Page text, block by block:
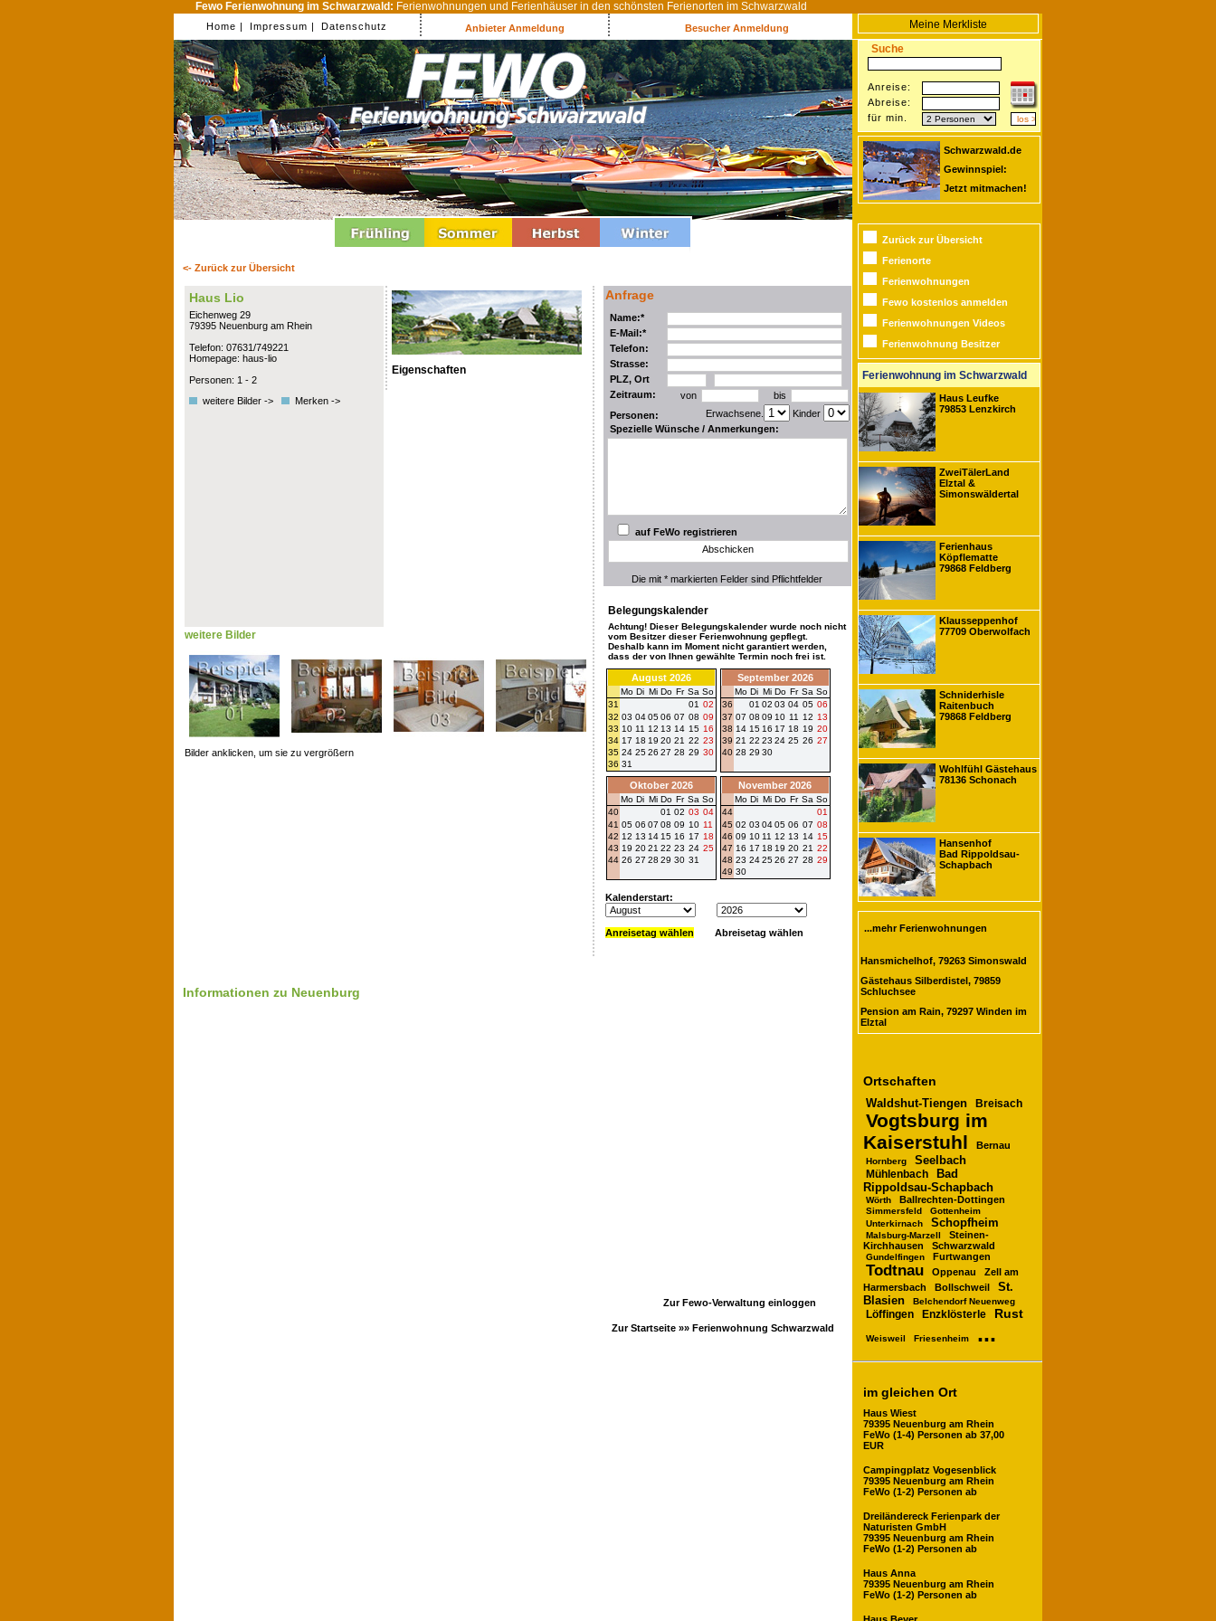
Fewo Ferienwohnung im Schwarzwald: Ferienwohnungen und Ferienhäuser in den schönsten Ferienorten im Schwarzwald
Home | Impressum | Datenschutz Anbieter Anmeldung Besucher Anmeldung
Meine Merkliste
Suche
Anreise:
Abreise:
für min.
Schwarzwald.de
Gewinnspiel:
Jetzt mitmachen!
<- Zurück zur Übersicht
Haus Lio
Eichenweg 29
79395 Neuenburg am Rhein
Telefon: 07631/749221
Homepage: haus-lio
Personen: 1 - 2
weitere Bilder ->
Merken ->
Eigenschaften
Anfrage
Name:*
E-Mail:*
Telefon:
Strasse:
PLZ, Ort
Zeitraum:
von
bis
Personen:
Erwachsene.
Kinder
Spezielle Wünsche / Anmerkungen:
auf FeWo registrieren
Abschicken
Die mit * markierten Felder sind Pflichtfelder
Belegungskalender
Achtung! Dieser Belegungskalender wurde noch nicht
vom Besitzer dieser Ferienwohnung gepflegt.
Deshalb kann im Moment nicht garantiert werden,
dass der von Ihnen gewählte Termin noch frei ist.
August 2026
Mo Di Mi Do Fr Sa So
31
01 02
32 03 04 05 06 07 08 09
33 10 11 12 13 14 15 16
34 17 18 19 20 21 22 23
35 24 25 26 27 28 29 30
36 31
September 2026
Mo Di Mi Do Fr Sa So
36
01 02 03 04 05 06
37 07 08 09 10 11 12 13
38 14 15 16 17 18 19 20
39 21 22 23 24 25 26 27
40 28 29 30
Oktober 2026
Mo Di Mi Do Fr Sa So
40
01 02 03 04
41 05 06 07 08 09 10 11
42 12 13 14 15 16 17 18
43 19 20 21 22 23 24 25
44 26 27 28 29 30 31
November 2026
Mo Di Mi Do Fr Sa So
44
01
45 02 03 04 05 06 07 08
46 09 10 11 12 13 14 15
47 16 17 18 19 20 21 22
48 23 24 25 26 27 28 29
49 30
Kalenderstart:
Anreisetag wählen Abreisetag wählen
weitere Bilder
Bilder anklicken, um sie zu vergrößern
Informationen zu Neuenburg
Zur Fewo-Verwaltung einloggen
Zur Startseite »» Ferienwohnung Schwarzwald
Zurück zur Übersicht
Ferienorte
Ferienwohnungen
Fewo kostenlos anmelden
Ferienwohnungen Videos
Ferienwohnung Besitzer
Ferienwohnung im Schwarzwald
Haus Leufke
79853 Lenzkirch
ZweiTälerLand
Elztal &
Simonswäldertal
Ferienhaus
Köpflematte
79868 Feldberg
Klausseppenhof
77709 Oberwolfach
Schniderhisle
Raitenbuch
79868 Feldberg
Wohlfühl Gästehaus
78136 Schonach
Hansenhof
Bad Rippoldsau-
Schapbach
...mehr Ferienwohnungen
Hansmichelhof, 79263 Simonswald
Gästehaus Silberdistel, 79859
Schluchsee
Pension am Rain, 79297 Winden im
Elztal
Ortschaften
Waldshut-Tiengen Breisach
Vogtsburg im
Kaiserstuhl
Bernau
Hornberg Seelbach
Mühlenbach
Bad
Rippoldsau-Schapbach
Wörth Ballrechten-Dottingen
Simmersfeld
Gottenheim
Unterkirnach
Schopfheim
Malsburg-Marzell
Steinen-
Kirchhausen
Schwarzwald
Gundelfingen Furtwangen
Todtnau Oppenau
Zell am
Harmersbach
Bollschweil
St.
Blasien
Belchendorf Neuenweg
Löffingen Enzklösterle Rust
Weisweil Friesenheim ...
im gleichen Ort
Haus Wiest
79395 Neuenburg am Rhein
FeWo (1-4) Personen ab 37,00
EUR
Campingplatz Vogesenblick
79395 Neuenburg am Rhein
FeWo (1-2) Personen ab
Dreiländereck Ferienpark der
Naturisten GmbH
79395 Neuenburg am Rhein
FeWo (1-2) Personen ab
Haus Anna
79395 Neuenburg am Rhein
FeWo (1-2) Personen ab